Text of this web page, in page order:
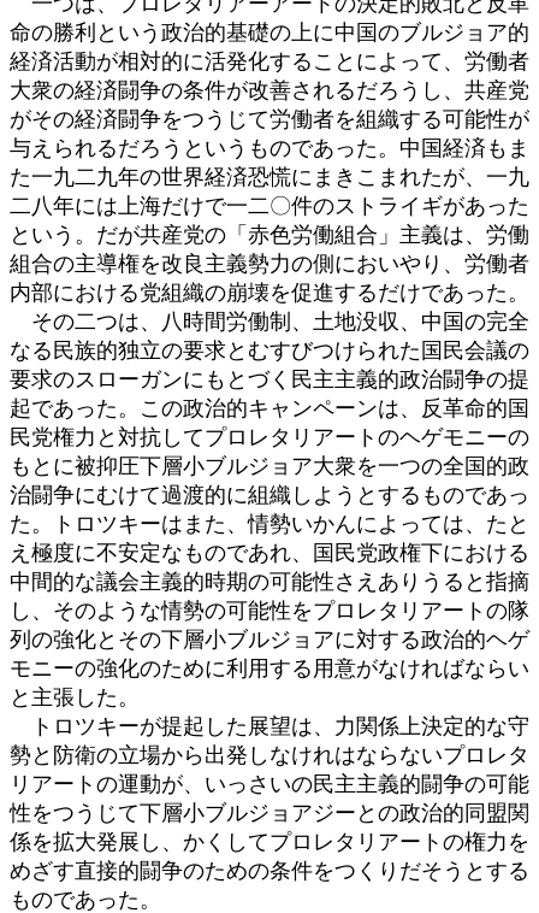
命の勝利という政治的基礎の上に中国のブルジョア的
経済活動が相対的に活発化することによって、労働者
大衆の経済闘争の条件が改善されるだろうし、共産党
がその経済闘争をつうじて労働者を組織する可能性が
与えられるだろうというものであった。中国経済もま
た一九二九年の世界経済恐慌にまきこまれたが、一九
二八年には上海だけで一二〇件のストライギがあった
という。だが共産党の「赤色労働組合」主義は、労働
組合の主導権を改良主義勢力の側においやり、労働者
内部における党組織の崩壊を促進するだけであった。
その二つは、八時間労働制、土地没収、中国の完全
なる民族的独立の要求とむすびつけられた国民会議の
要求のスローガンにもとづく民主主義的政治闘争の提
起であった。この政治的キャンペーンは、反革命的国
民党権力と対抗してプロレタリアートのヘゲモニーの
もとに被抑圧下層小ブルジョア大衆を一つの全国的政
治闘争にむけて過渡的に組織しようとするものであっ
た。トロツキーはまた、情勢いかんによっては、たと
え極度に不安定なものであれ、国民党政権下における
中間的な議会主義的時期の可能性さえありうると指摘
し、そのような情勢の可能性をプロレタリアートの隊
列の強化とその下層小ブルジョアに対する政治的ヘゲ
モニーの強化のために利用する用意がなければならい
と主張した。
トロツキーが提起した展望は、力関係上決定的な守
勢と防衛の立場から出発しなけれはならないプロレタ
リアートの運動が、いっさいの民主主義的闘争の可能
性をつうじて下層小ブルジョアジーとの政治的同盟関
係を拡大発展し、かくしてプロレタリアートの権力を
めざす直接的闘争のための条件をつくりだそうとする
ものであった。